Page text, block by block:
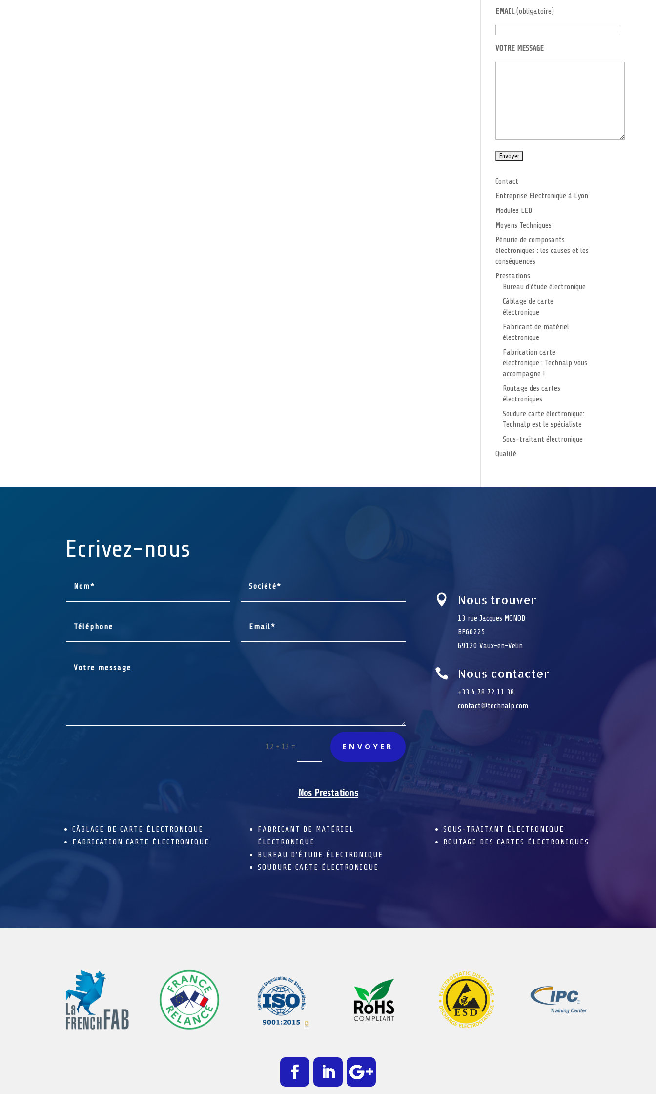
EMAIL(obligatoire)
VOTRE MESSAGE
Contact
Entreprise Electronique à Lyon
Modules LED
Moyens Techniques
Pénurie de composants
électroniques : les causes et les
conséquences
Prestations
Bureau d'étude électronique
Câblage de carte
électronique
Fabricant de matériel
électronique
Fabrication carte
electronique : Technalp vous
accompagne !
Routage des cartes
électroniques
Soudure carte électronique:
Technalp est le spécialiste
Sous-traitant électronique
Qualité
Ecrivez-nous
12 + 12 = ENVOYER
 Nous trouver
13 rue Jacques MONOD
BP60225
69120 Vaux-en-Velin
 Nous contacter
+33 4 78 72 11 38
contact@technalp.com
Nos Prestations
CÂBLAGE DE CARTE ÉLECTRONIQUE
FABRICATION CARTE ÉLECTRONIQUE
FABRICANT DE MATÉRIEL
ÉLECTRONIQUE
BUREAU D’ÉTUDE ÉLECTRONIQUE
SOUDURE CARTE ÉLECTRONIQUE
SOUS-TRAITANT ÉLECTRONIQUE
ROUTAGE DES CARTES ÉLECTRONIQUES